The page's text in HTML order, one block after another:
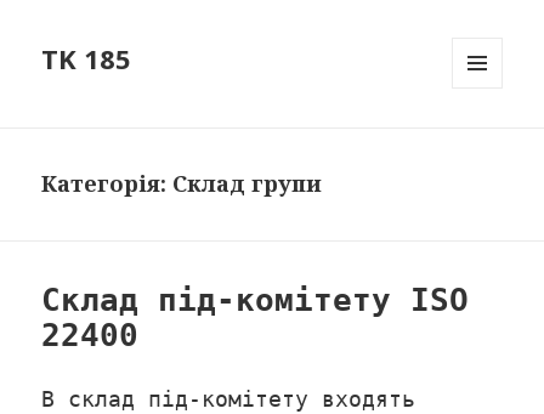
TK 185
Категорія: Склад групи
Склад під-комітету ISO
22400
В склад під-комітету входять